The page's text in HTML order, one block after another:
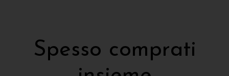
Spesso comprati